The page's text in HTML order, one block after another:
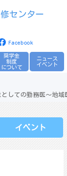
センター
Facebook
奨学金
制度
について
ニュース
イベント
しての勤務医～地
イベント